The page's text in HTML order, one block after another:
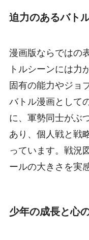
迫力のあるバト
漫画版ならではの
トルシーンには力
固有の能力やジョ
バトル漫画として
に、軍勢同士がぶ
あり、個人戦と戦
っています。戦況
ールの大きさを実
少年の成長と心